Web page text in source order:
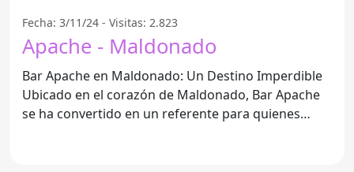
Fecha: 3/11/24 - Visitas: 2.823
Apache - Maldonado
Bar Apache en Maldonado: Un Destino Imperdible
Ubicado en el corazón de Maldonado, Bar Apache
se ha convertido en un referente para quienes